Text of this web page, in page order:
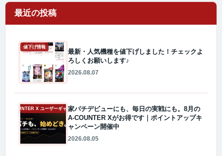
最近の投稿
値下げ情報
最新・人気機種を値下げしました！チェックよ
ろしくお願いします♪
2026.08.07
A-COUNTER X ユーザーギャラリー家パチデビューにも、毎日の実戦にも。8月の
A-COUNTER Xがお得です｜ポイントアップキ
ャンペーン開催中
2026.08.05